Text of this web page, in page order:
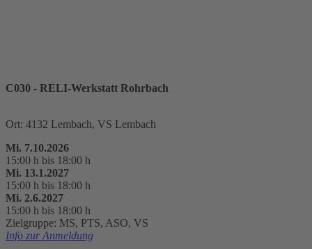
C030 - RELI-Werkstatt Rohrbach
Ort: 4132 Lembach, VS Lembach
Mi. 7.10.2026
15:00 h bis 18:00 h
Mi. 13.1.2027
15:00 h bis 18:00 h
Mi. 2.6.2027
15:00 h bis 18:00 h
Zielgruppe: MS, PTS, ASO, VS
Info zur Anmeldung